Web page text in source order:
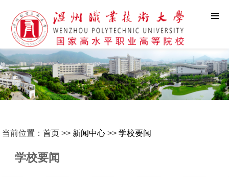
当前位置：首页 >> 新闻中心 >>学校要闻
学校要闻